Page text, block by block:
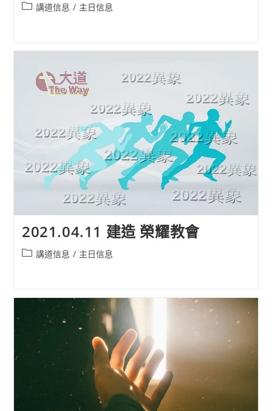
Post講道信息 / 主日信息
2021.04.11 建造 榮耀教會
Post講道信息 / 主日信息